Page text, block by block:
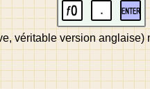
véritable version anglaise)